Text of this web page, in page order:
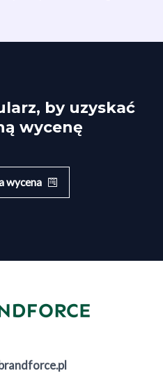
by uzyskać
wycenę
wycena